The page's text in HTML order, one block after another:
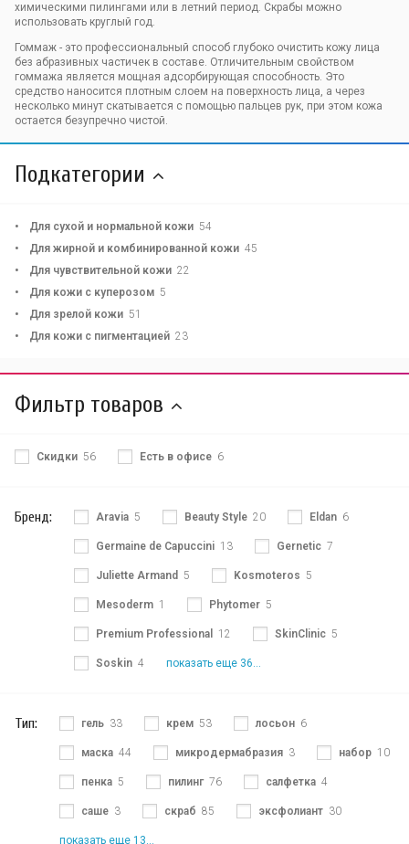
химическими пилингами или в летний период. Скрабы можно
использовать круглый год.
Гоммаж - это профессиональный способ глубоко очистить кожу лица
без абразивных частичек в составе. Отличительным свойством
гоммажа является мощная адсорбирующая способность. Это
средство наносится плотным слоем на поверхность лица, а через
несколько минут скатывается с помощью пальцев рук, при этом кожа
остается безупречно чистой.
Подкатегории
Для сухой и нормальной кожи 54
Для жирной и комбинированной кожи 45
Для чувствительной кожи 22
Для кожи с куперозом 5
Для зрелой кожи 51
Для кожи с пигментацией 23
Фильтр товаров
Скидки 56 Есть в офисе 6
Бренд: Aravia 5 Beauty Style 20 Eldan 6
Germaine de Capuccini 13 Gernetic 7
Juliette Armand 5 Kosmoteros 5
Mesoderm 1 Phytomer 5
Premium Professional 12 SkinClinic 5
Soskin 4 показать еще 36...
Тип: гель 33 крем 53 лосьон 6
маска 44 микродермабразия 3 набор 10
пенка 5 пилинг 76 салфетка 4
саше 3 скраб 85 эксфолиант 30
показать еще 13...